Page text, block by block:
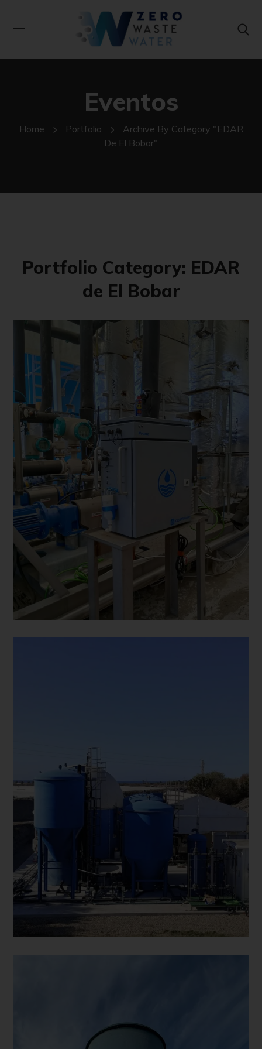
Eventos
Home Portfolio
Archive By Category "EDAR
De El Bobar"
Portfolio Category: EDAR
de El Bobar